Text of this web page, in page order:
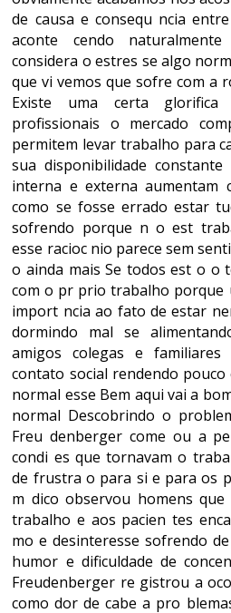
de causa e consequ ncia
aconte cendo
considera o estres se algo
que vi vemos que sofre com a
Existe uma certa
profissionais o mercado
permitem levar trabalho para
sua disponibilidade
interna e externa aumentam
como se fosse errado estar
sofrendo porque n o est
esse racioc nio parece sem
o ainda mais Se todos est o o
com o pr prio trabalho porque
import ncia ao fato de estar
dormindo mal se
amigos colegas e
contato social rendendo pouco
normal esse Bem aqui vai a
normal Descobrindo o
Freu denberger come ou a
condi es que tornavam o
de frustra o para si e para os
m dico observou homens
trabalho e aos pacien tes
mo e desinteresse sofrendo
humor e dificuldade de
Freudenberger re gistrou a
como dor de cabe a pro